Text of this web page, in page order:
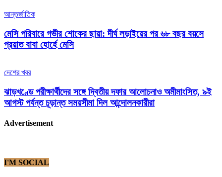
আন্তর্জাতিক
মেসি পরিবারে গভীর শোকের ছায়া: দীর্ঘ লড়াইয়ের পর ৬৮ বছর বয়সে
প্রয়াত বাবা হোর্হে মেসি
দেশের খবর
ঝাড়খণ্ডে পরীক্ষার্থীদের সঙ্গে দ্বিতীয় দফার আলোচনাও অমীমাংসিত, ৯ই
আগস্ট পর্যন্ত চূড়ান্ত সময়সীমা দিল আন্দোলনকারীরা
Advertisement
I'M SOCIAL